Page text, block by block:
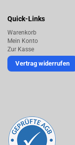
Quick-Links
Warenkorb
Mein Konto
Zur Kasse
Vertrag widerrufen